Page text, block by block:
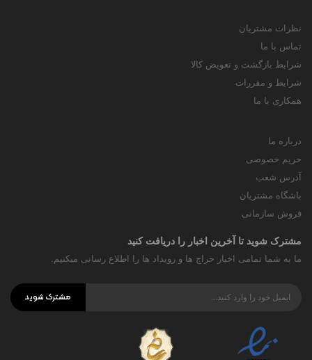
نظرات مشتریان
تماس با ما
شرایط بازگشت و تعویض کالا
شرایط و مقررات
همکاری با ما
درباره ما
حریم خصوصی
آدرس شعب
باشگاه مشتریان
فروش سازمانی
مشترک شوید تا آخرین اخبار را دریافت کنید
ما به شما تمامی اخبار حراج ها و رویداد ها را اطلاع رسانی میکنیم.
مشترک شوید